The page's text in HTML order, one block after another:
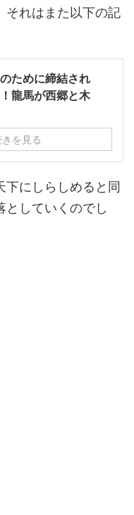
それはまた以下の記
ために締結され
龍馬が西郷と木
を見る
にしらしめると同
としていくのでし